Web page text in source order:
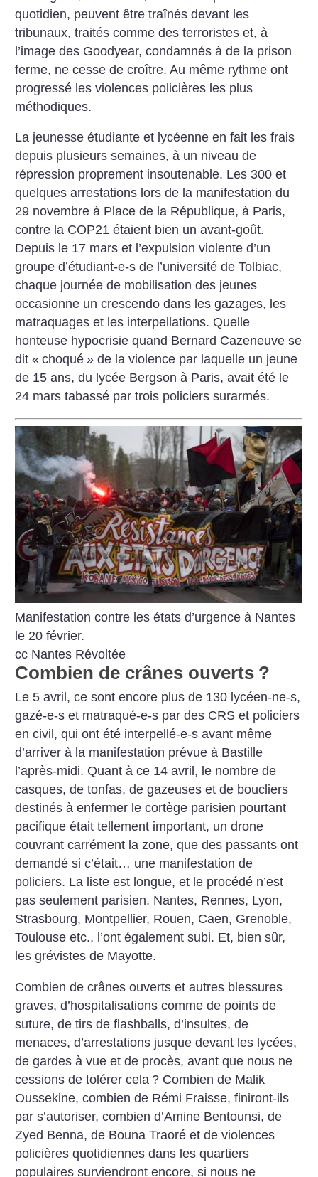
quotidien, peuvent être traînés devant les
tribunaux, traités comme des terroristes et, à
l’image des Goodyear, condamnés à de la prison
ferme, ne cesse de croître. Au même rythme ont
progressé les violences policières les plus
méthodiques.
La jeunesse étudiante et lycéenne en fait les frais
depuis plusieurs semaines, à un niveau de
répression proprement insoutenable. Les 300 et
quelques arrestations lors de la manifestation du
29 novembre à Place de la République, à Paris,
contre la COP21 étaient bien un avant-goût.
Depuis le 17 mars et l’expulsion violente d’un
groupe d’étudiant-e-s de l’université de Tolbiac,
chaque journée de mobilisation des jeunes
occasionne un crescendo dans les gazages, les
matraquages et les interpellations. Quelle
honteuse hypocrisie quand Bernard Cazeneuve se
dit « choqué » de la violence par laquelle un jeune
de 15 ans, du lycée Bergson à Paris, avait été le
24 mars tabassé par trois policiers surarmés.
Manifestation contre les états d’urgence à Nantes
le 20 février.
cc Nantes Révoltée
Combien de crânes ouverts ?
Le 5 avril, ce sont encore plus de 130 lycéen-ne-s,
gazé-e-s et matraqué-e-s par des CRS et policiers
en civil, qui ont été interpellé-e-s avant même
d’arriver à la manifestation prévue à Bastille
l’après-midi. Quant à ce 14 avril, le nombre de
casques, de tonfas, de gazeuses et de boucliers
destinés à enfermer le cortège parisien pourtant
pacifique était tellement important, un drone
couvrant carrément la zone, que des passants ont
demandé si c’était… une manifestation de
policiers. La liste est longue, et le procédé n’est
pas seulement parisien. Nantes, Rennes, Lyon,
Strasbourg, Montpellier, Rouen, Caen, Grenoble,
Toulouse etc., l’ont également subi. Et, bien sûr,
les grévistes de Mayotte.
Combien de crânes ouverts et autres blessures
graves, d’hospitalisations comme de points de
suture, de tirs de flashballs, d’insultes, de
menaces, d’arrestations jusque devant les lycées,
de gardes à vue et de procès, avant que nous ne
cessions de tolérer cela ? Combien de Malik
Oussekine, combien de Rémi Fraisse, finiront-ils
par s’autoriser, combien d’Amine Bentounsi, de
Zyed Benna, de Bouna Traoré et de violences
policières quotidiennes dans les quartiers
populaires surviendront encore, si nous ne